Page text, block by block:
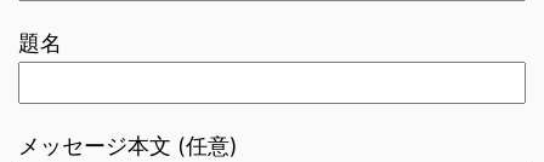
題名
メッセージ本文 (任意)